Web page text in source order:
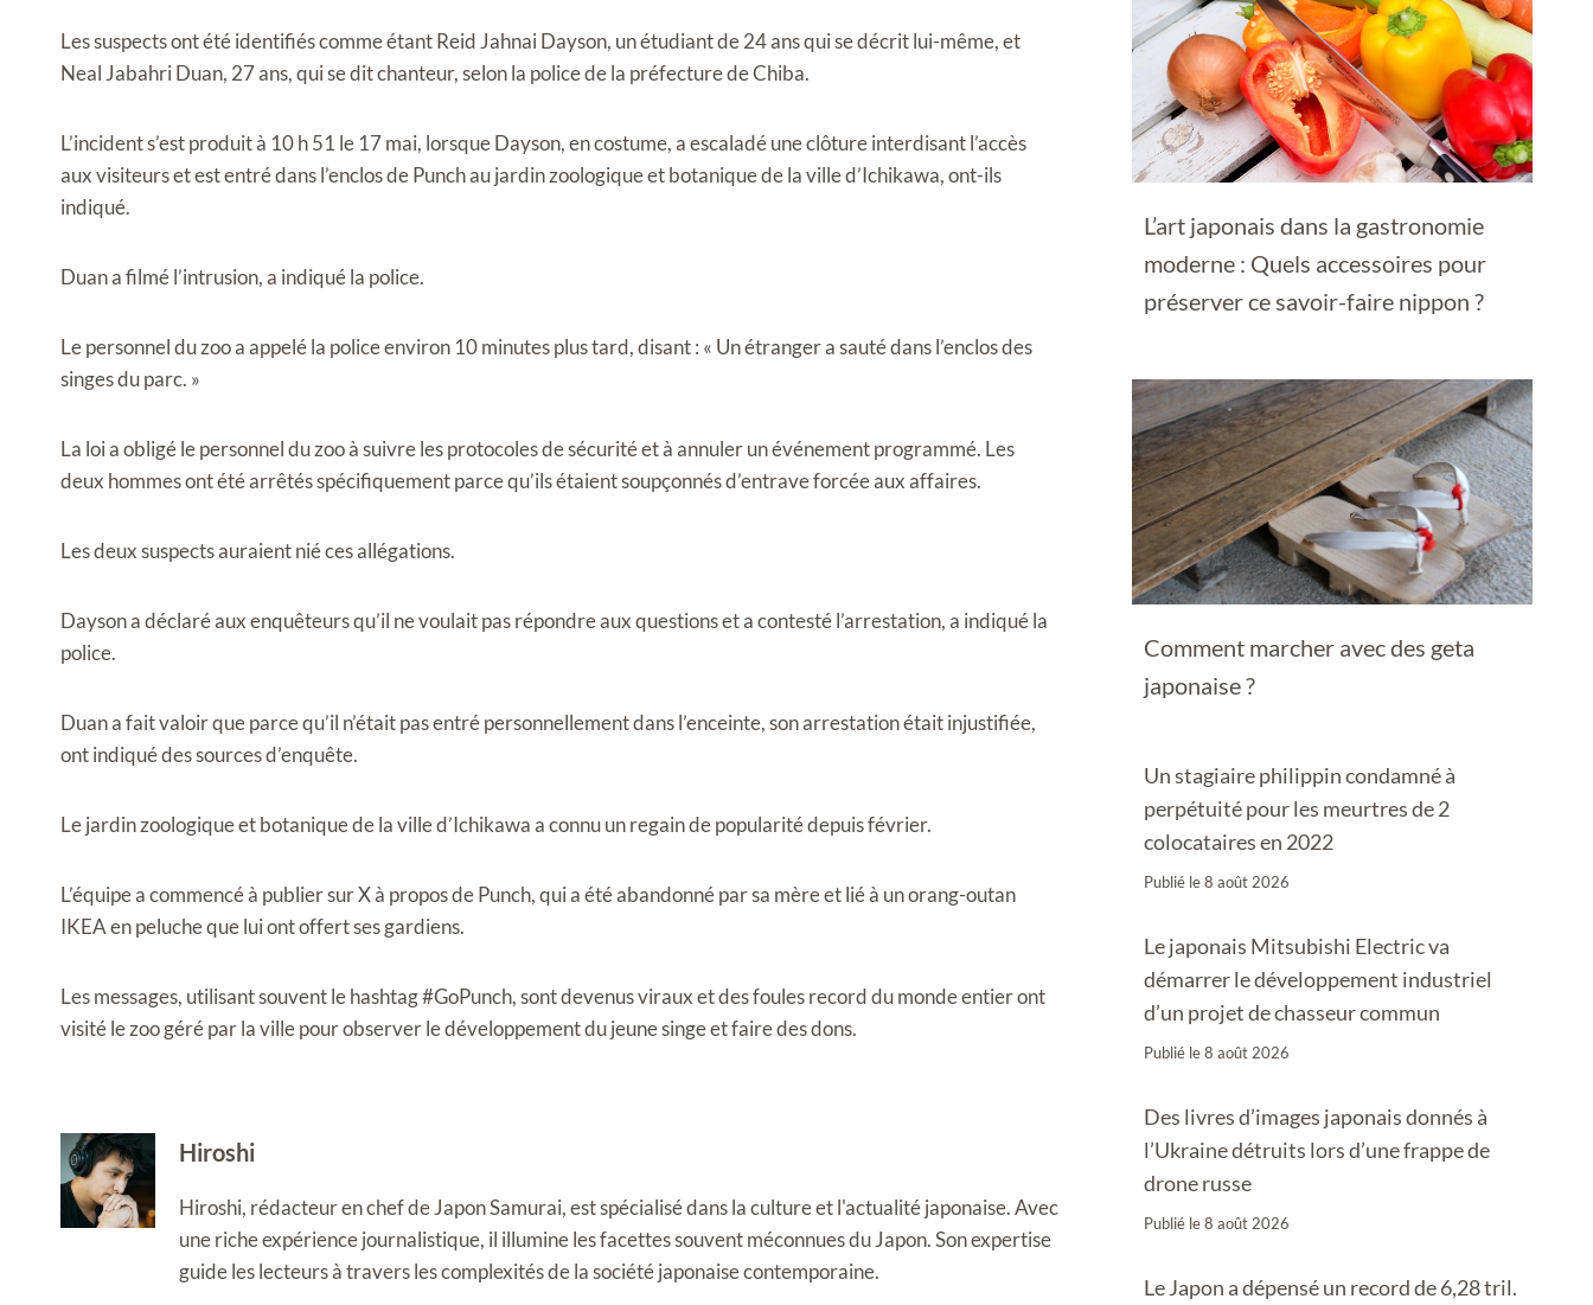
Les suspects ont été identifiés comme étant Reid Jahnai Dayson, un étudiant de 24 ans qui se décrit lui-même, et
Neal Jabahri Duan, 27 ans, qui se dit chanteur, selon la police de la préfecture de Chiba.
L’incident s’est produit à 10 h 51 le 17 mai, lorsque Dayson, en costume, a escaladé une clôture interdisant l’accès
aux visiteurs et est entré dans l’enclos de Punch au jardin zoologique et botanique de la ville d’Ichikawa, ont-ils
indiqué.
Duan a filmé l’intrusion, a indiqué la police.
Le personnel du zoo a appelé la police environ 10 minutes plus tard, disant : « Un étranger a sauté dans l’enclos des
singes du parc. »
La loi a obligé le personnel du zoo à suivre les protocoles de sécurité et à annuler un événement programmé. Les
deux hommes ont été arrêtés spécifiquement parce qu’ils étaient soupçonnés d’entrave forcée aux affaires.
Les deux suspects auraient nié ces allégations.
Dayson a déclaré aux enquêteurs qu’il ne voulait pas répondre aux questions et a contesté l’arrestation, a indiqué la
police.
Duan a fait valoir que parce qu’il n’était pas entré personnellement dans l’enceinte, son arrestation était injustifiée,
ont indiqué des sources d’enquête.
Le jardin zoologique et botanique de la ville d’Ichikawa a connu un regain de popularité depuis février.
L’équipe a commencé à publier sur X à propos de Punch, qui a été abandonné par sa mère et lié à un orang-outan
IKEA en peluche que lui ont offert ses gardiens.
Les messages, utilisant souvent le hashtag #GoPunch, sont devenus viraux et des foules record du monde entier ont
visité le zoo géré par la ville pour observer le développement du jeune singe et faire des dons.
Hiroshi
Hiroshi, rédacteur en chef de Japon Samurai, est spécialisé dans la culture et l'actualité japonaise. Avec
une riche expérience journalistique, il illumine les facettes souvent méconnues du Japon. Son expertise
guide les lecteurs à travers les complexités de la société japonaise contemporaine.
L’art japonais dans la gastronomie
moderne : Quels accessoires pour
préserver ce savoir-faire nippon ?
Comment marcher avec des geta
japonaise ?
Un stagiaire philippin condamné à
perpétuité pour les meurtres de 2
colocataires en 2022
Publié le8 août 2026
Le japonais Mitsubishi Electric va
démarrer le développement industriel
d’un projet de chasseur commun
Publié le8 août 2026
Des livres d’images japonais donnés à
l’Ukraine détruits lors d’une frappe de
drone russe
Publié le8 août 2026
Le Japon a dépensé un record de 6,28 tril.